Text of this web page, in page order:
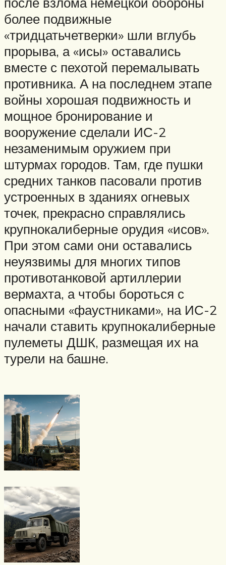
более подвижные
«тридцатьчетверки» шли вглубь
прорыва, а «исы» оставались
вместе с пехотой перемалывать
противника. А на последнем этапе
войны хорошая подвижность и
мощное бронирование и
вооружение сделали ИС-2
незаменимым оружием при
штурмах городов. Там, где пушки
средних танков пасовали против
устроенных в зданиях огневых
точек, прекрасно справлялись
крупнокалиберные орудия «исов».
При этом сами они оставались
неуязвимы для многих типов
противотанковой артиллерии
вермахта, а чтобы бороться с
опасными «фаустниками», на ИС-2
начали ставить крупнокалиберные
пулеметы ДШК, размещая их на
турели на башне.